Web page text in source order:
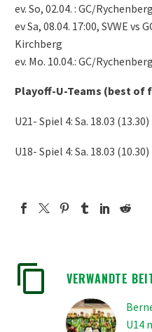
ev. So, 02.04. : GC/
ev Sa, 08.04. 17:00, SVWE
Kirchberg
ev. Mo. 10.04.: GC/
Playoff-U-Teams (best of
U21- Spiel 4: Sa. 18.03
U18- Spiel 4: Sa. 18.03
VERWANDTE
U14